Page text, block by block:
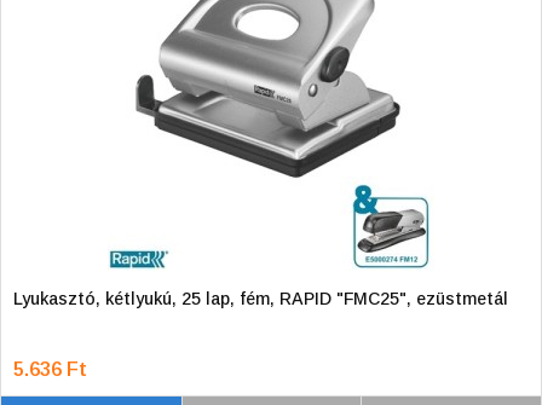
Lyukasztó, kétlyukú, 25 lap, fém, RAPID "FMC25", ezüstmetál
5.636 Ft